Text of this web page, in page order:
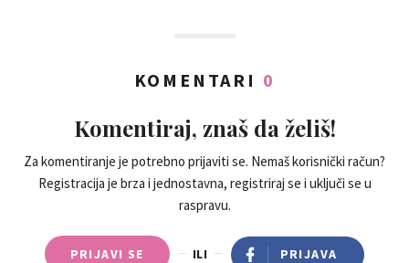
KOMENTARI 0
Komentiraj, znaš da želiš!
Za komentiranje je potrebno prijaviti se. Nemaš korisnički račun?
Registracija je brza i jednostavna, registriraj se i uključi se u
raspravu.
PRIJAVI SE ILI PRIJAVA